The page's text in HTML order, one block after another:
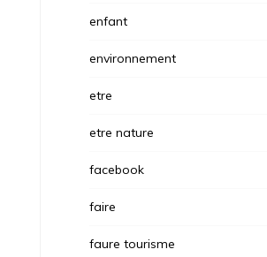
enfant
environnement
etre
etre nature
facebook
faire
faure tourisme